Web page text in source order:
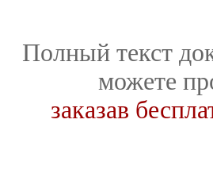
Полный текст
можете
заказав